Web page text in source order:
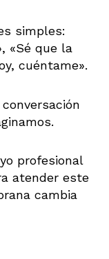
simples:
«Sé que la
cuéntame».
profesional
atender este
cambia